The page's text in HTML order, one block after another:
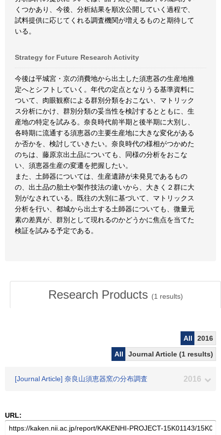
くつかあり、今後、分析結果を順次公開していく過程で、
試料提供に応じてくれる調査機関が増えるものと期待して
いる。
Strategy for Future Research Activity
今後は平城宮・京の消費地から出土した須恵器の生産地推
定へとシフトしていく。年代の定点となりうる基準資料に
ついて、肉眼観察による群別分類をおこない、マトリック
ス分析にかけ、群別分類の妥当性を検討するとともに、生
産地の特定を試みる。奈良時代前半期と後半期に大別し、
各時期に流通する須恵器の主要生産地に大きな変化がある
か否かを、検討していきたい。奈良時代の様相がつかめた
のちは、藤原京出土品についても、同様の分析をおこな
い、須恵器生産の変遷を把握したい。
また、土師器については、生産遺跡が未発見であるもの
の、出土品の胎土や製作技法の違いから、大きく２群に大
別がなされている。既往の大別に基づいて、マトリックス
分析を行い、都城から出土する土師器についても、微量元
素の差異が、群別として現れるのかどうかに焦点を当てた
検証を試みる予定である。
Research Products (1 results)
All
2016
All
Journal Article (1 results)
[Journal Article] 奈良山須恵器窯の分布調査 2016
URL: